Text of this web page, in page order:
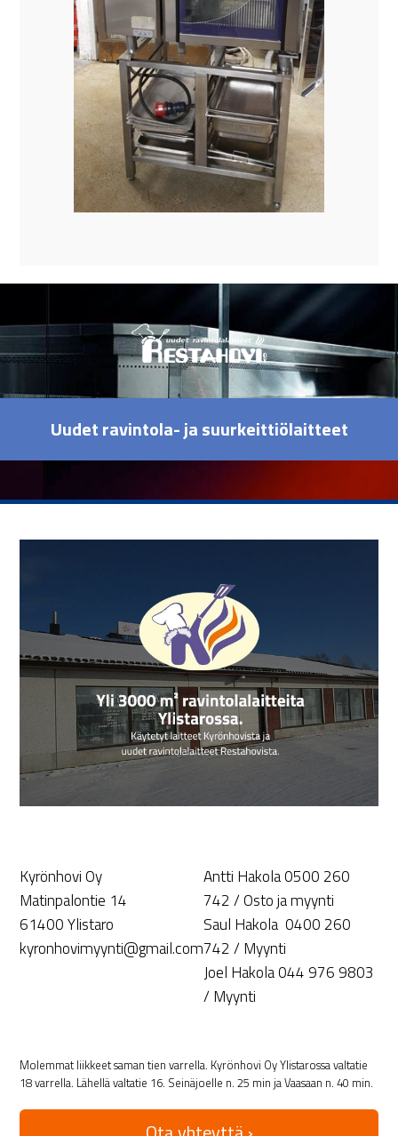
Uudet ravintola- ja suurkeittiölaitteet
Kyrönhovi Oy
Matinpalontie 14
61400 Ylistaro
kyronhovimyynti@gmail.com
Antti Hakola 0500 260
742 / Osto ja myynti
Saul Hakola 0400 260
742 / Myynti
Joel Hakola 044 976 9803
/ Myynti
Molemmat liikkeet saman tien varrella. Kyrönhovi Oy Ylistarossa valtatie
18 varrella. Lähellä valtatie 16. Seinäjoelle n. 25 min ja Vaasaan n. 40 min.